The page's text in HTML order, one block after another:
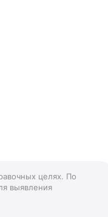
целях. По
выявления